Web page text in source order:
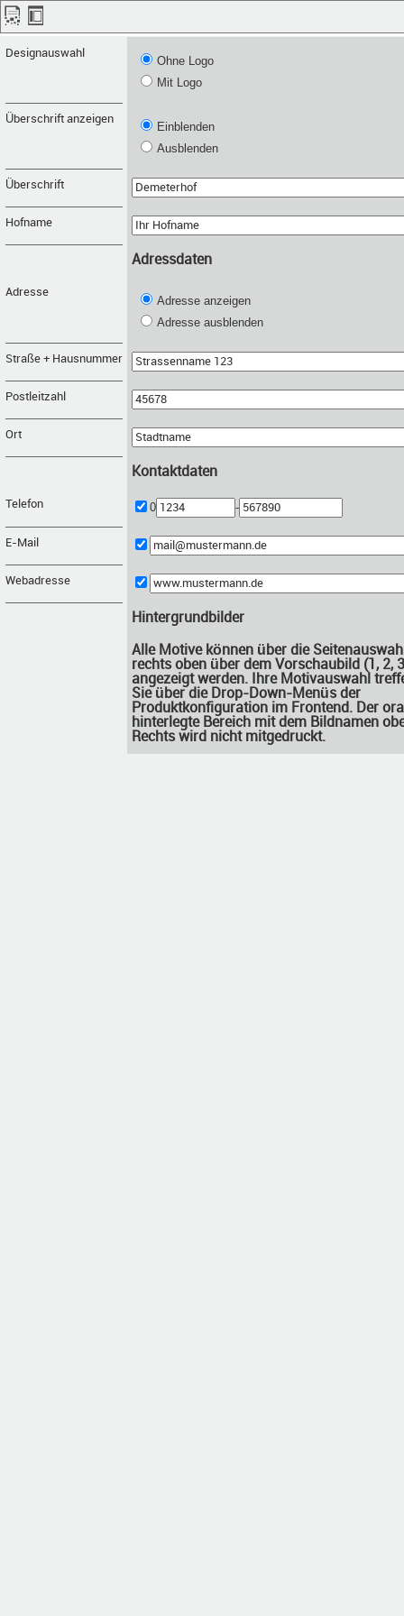
Designauswahl
Ohne Logo
Mit Logo
Überschrift anzeigen
Einblenden
Ausblenden
Überschrift
Hofname
Adressdaten
Adresse
Adresse anzeigen
Adresse ausblenden
Straße + Hausnummer
Postleitzahl
Ort
Kontaktdaten
Telefon 0 -
E-Mail
Webadresse
Hintergrundbilder
Alle Motive können über die
rechts oben über dem Vorschaubild (1, 2,
angezeigt werden. Ihre Motivauswahl
Sie über die Drop-Down-Menüs der
Produktkonfiguration im Frontend. Der
hinterlegte Bereich mit dem Bildnamen
Rechts wird nicht mitgedruckt.